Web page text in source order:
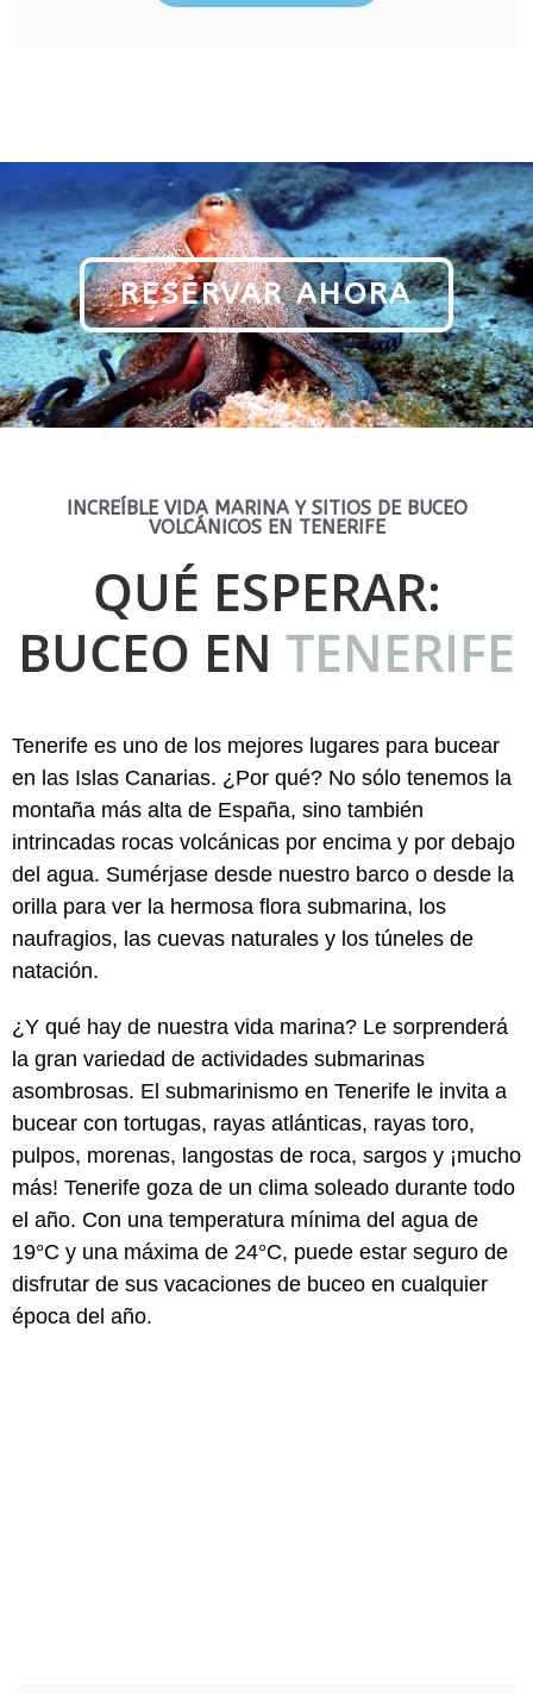
RESERVAR AHORA
INCREÍBLE VIDA MARINA Y SITIOS DE BUCEO
VOLCÁNICOS EN TENERIFE
QUÉ ESPERAR:
BUCEO EN TENERIFE
Tenerife es uno de los mejores lugares para bucear
en las Islas Canarias. ¿Por qué? No sólo tenemos la
montaña más alta de España, sino también
intrincadas rocas volcánicas por encima y por debajo
del agua. Sumérjase desde nuestro barco o desde la
orilla para ver la hermosa flora submarina, los
naufragios, las cuevas naturales y los túneles de
natación.
¿Y qué hay de nuestra vida marina? Le sorprenderá
la gran variedad de actividades submarinas
asombrosas. El submarinismo en Tenerife le invita a
bucear con tortugas, rayas atlánticas, rayas toro,
pulpos, morenas, langostas de roca, sargos y ¡mucho
más! Tenerife goza de un clima soleado durante todo
el año. Con una temperatura mínima del agua de
19°C y una máxima de 24°C, puede estar seguro de
disfrutar de sus vacaciones de buceo en cualquier
época del año.